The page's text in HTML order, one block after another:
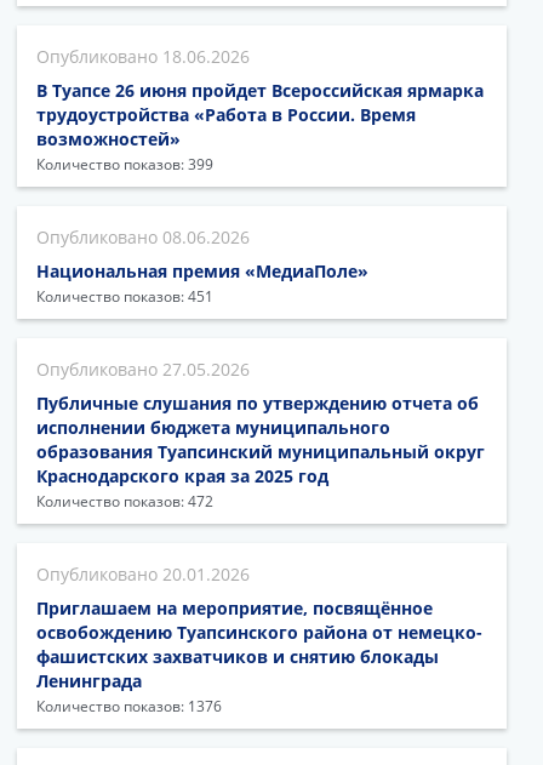
Документы
18.06.2026
В Туапсе 26 июня пройдет Всероссийская ярмарка
трудоустройства «Работа в России. Время
возможностей»
Количество показов: 399
08.06.2026
Национальная премия «МедиаПоле»
Количество показов: 451
27.05.2026
Публичные слушания по утверждению отчета об
исполнении бюджета муниципального
образования Туапсинский муниципальный округ
Краснодарского края за 2025 год
Количество показов: 472
20.01.2026
Приглашаем на мероприятие, посвящённое
освобождению Туапсинского района от немецко-
фашистских захватчиков и снятию блокады
Ленинграда
Количество показов: 1376